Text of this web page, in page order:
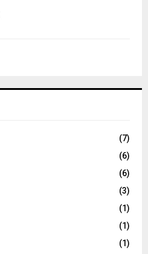
(7)
(6)
(6)
(3)
(1)
(1)
(1)